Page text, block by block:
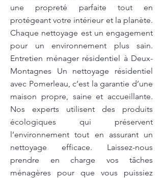
une propreté parfaite tout en
protégeant votre intérieur et la planète.
Chaque nettoyage est un engagement
pour un environnement plus sain.
Entretien ménager résidentiel à Deux-
Montagnes Un nettoyage résidentiel
avec Pomerleau, c’est la garantie d’une
maison propre, saine et accueillante.
Nos experts utilisent des produits
écologiques qui préservent
l’environnement tout en assurant un
nettoyage efficace. Laissez-nous
prendre en charge vos tâches
ménagères pour que vous puissiez